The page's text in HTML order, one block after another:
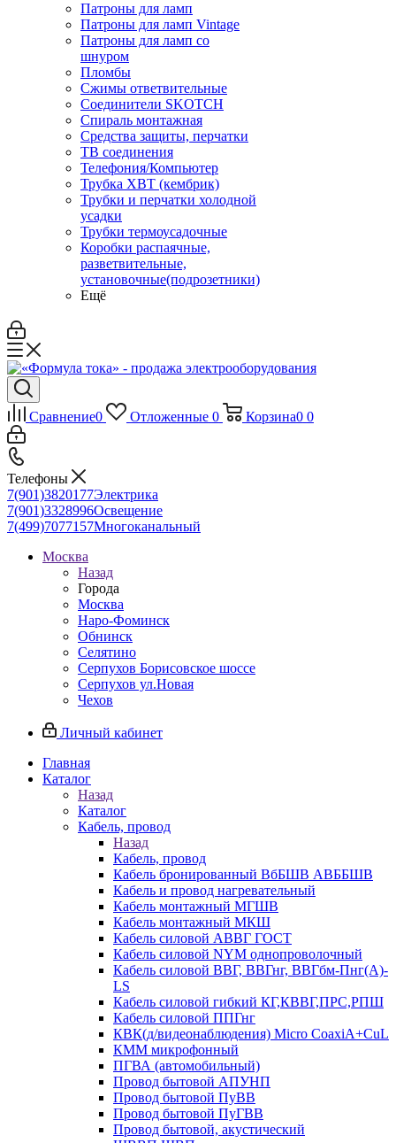
Патроны для ламп
Патроны для ламп Vintage
Патроны для ламп со
шнуром
Пломбы
Сжимы ответвительные
Соединители SKOTCH
Спираль монтажная
Средства защиты, перчатки
ТВ соединения
Телефония/Компьютер
Трубка ХВТ (кембрик)
Трубки и перчатки холодной
усадки
Трубки термоусадочные
Коробки распаячные,
разветвительные,
установочные(подрозетники)
Ещё
Сравнение0 Отложенные 0 Корзина0 0
Телефоны
7(901)3820177Электрика
7(901)3328996Освещение
7(499)7077157Многоканальный
Москва
Назад
Города
Москва
Наро-Фоминск
Обнинск
Селятино
Серпухов Борисовское шоссе
Серпухов ул.Новая
Чехов
Личный кабинет
Главная
Каталог
Назад
Каталог
Кабель, провод
Назад
Кабель, провод
Кабель бронированный ВбБШВ АВББШВ
Кабель и провод нагревательный
Кабель монтажный МГШВ
Кабель монтажный МКШ
Кабель силовой АВВГ ГОСТ
Кабель силовой NYM однопроволочный
Кабель силовой ВВГ, ВВГнг, ВВГбм-Пнг(А)-
LS
Кабель силовой гибкий КГ,КВВГ,ПРС,РПШ
Кабель силовой ППГнг
КВК(д/видеонаблюдения) Micro CoaxiA+CuL
КММ микрофонный
ПГВА (автомобильный)
Провод бытовой АПУНП
Провод бытовой ПуВВ
Провод бытовой ПуГВВ
Провод бытовой, акустический